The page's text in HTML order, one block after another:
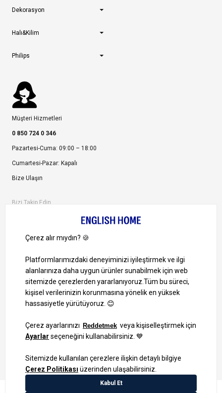
Dekorasyon
Halı&Kilim
Philips
Müşteri Hizmetleri
0 850 724 0 346
Pazartesi-Cuma: 09:00 – 18:00
Cumartesi-Pazar: Kapalı
Bize Ulaşın
Bizi Takip Edin
1000 TL ve Üzeri Alışverişlerinizde Kargo Bedava!
Bilgi Toplum Hizmetleri
KVKK Veri İşleme Politikamız
Site Haritası